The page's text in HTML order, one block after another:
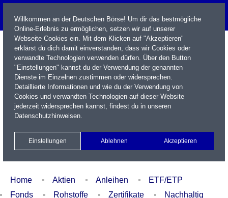
Name / WKN / ISIN / Kürzel
Xetra Realtime
Watchlist Portfolio Login
Home Aktien Anleihen
ETF/ETP
Fonds
Rohstoffe Zertifikate
Nachhaltig
Willkommen an der Deutschen Börse! Um dir das bestmögliche
Online-Erlebnis zu ermöglichen, setzen wir auf unserer
Webseite Cookies ein. Mit dem Klicken auf "Akzeptieren"
erklärst du dich damit einverstanden, dass wir Cookies oder
verwandte Technologien verwenden dürfen. Über den Button
"Einstellungen" kannst du der Verwendung der genannten
Dienste im Einzelnen zustimmen oder widersprechen.
Detaillierte Informationen und wie du der Verwendung von
Cookies und verwandten Technologien auf dieser Website
jederzeit widersprechen kannst, findest du in unseren
Datenschutzhinweisen.
Einstellungen Ablehnen Akzeptieren